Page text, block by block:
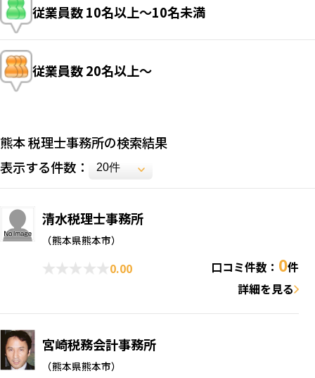
熊本 税理士事務所の検索結果
表示する件数：
清水税理士事務所
（熊本県熊本市）
0.00 口コミ件数： 0件
詳細を見る
宮崎税務会計事務所
（熊本県熊本市）
従業員数10名以上〜10名未満
従業員数20名以上〜